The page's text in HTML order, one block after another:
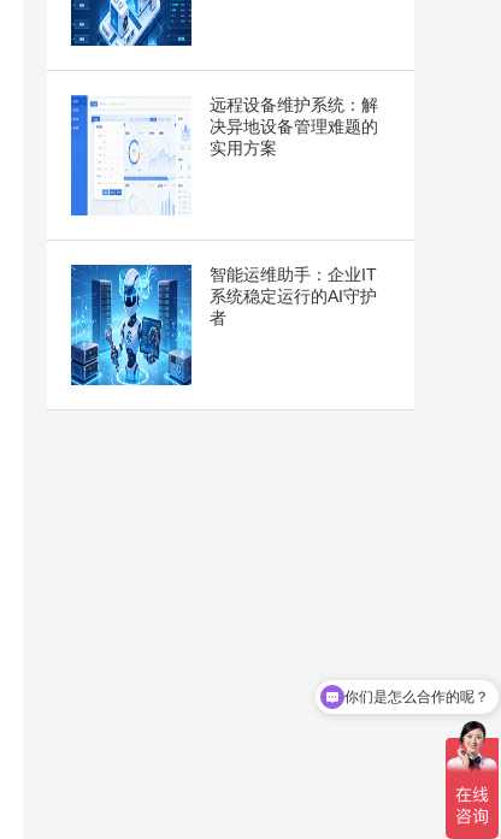
远程设备维护系统：解
决异地设备管理难题的
实用方案
智能运维助手：企业IT
系统稳定运行的AI守护
者
你们是怎么合作的呢？